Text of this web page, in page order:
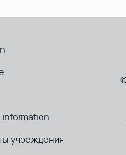
учреждения